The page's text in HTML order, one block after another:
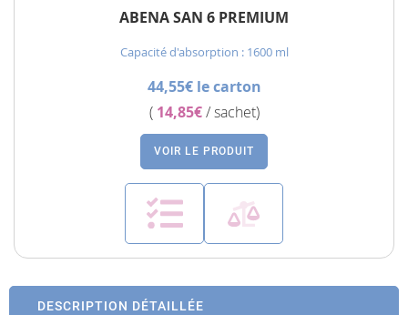
ABENA SAN 6 PREMIUM
Capacité d'absorption : 1600 ml
44,55€ le carton
( 14,85€/ sachet)
VOIR LE PRODUIT
DESCRIPTION DÉTAILLÉE